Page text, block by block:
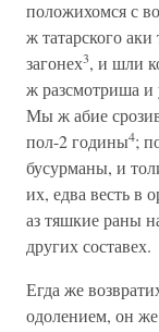
положихомся с
ж татарского аки
загонех3, и шли
ж разсмотриша и
Мы ж абие
пол-2 годины4;
бусурманы, и
их, едва весть в
аз тяшкие раны
других составех.
Егда же
одолением, он